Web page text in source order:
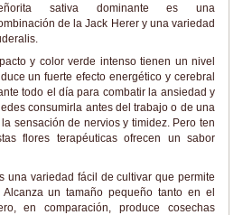
sativa dominante es una
de la Jack Herer y una variedad
y color verde intenso tienen un nivel
un fuerte efecto energético y cerebral
todo el día para combatir la ansiedad y
consumirla antes del trabajo o de una
sensación de nervios y timidez. Pero ten
flores terapéuticas ofrecen un sabor
una variedad fácil de cultivar que permite
un tamaño pequeño tanto en el
en comparación, produce cosechas